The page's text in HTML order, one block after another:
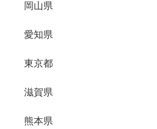
岡山県
愛知県
東京都
滋賀県
熊本県